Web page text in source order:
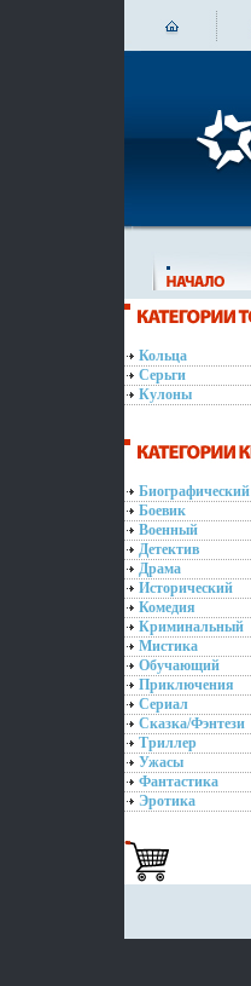
Кольца
Серьги
Кулоны
Биографический
Боевик
Военный
Детектив
Драма
Исторический
Комедия
Криминальный
Мистика
Обучающий
Приключения
Сериал
Сказка/Фэнтези
Триллер
Ужасы
Фантастика
Эротика